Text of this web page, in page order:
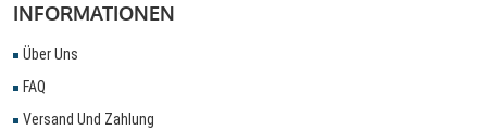
INFORMATIONEN
Über Uns
FAQ
Versand Und Zahlung